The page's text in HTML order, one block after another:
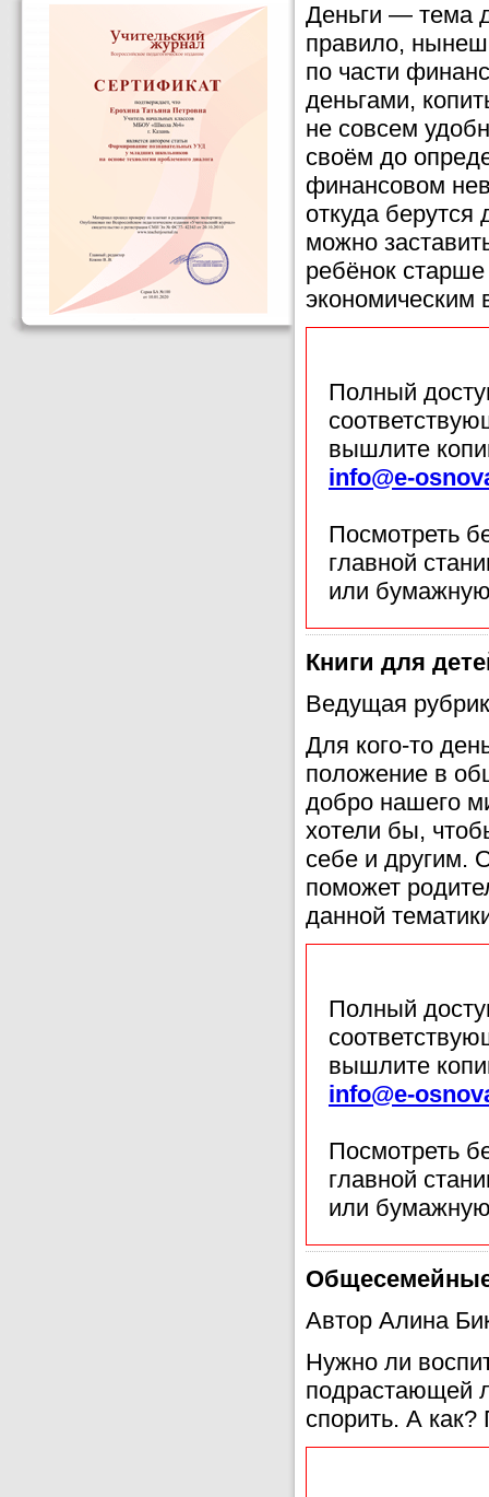
Деньги — тема
правило,
по части
деньгами,
не совсем
своём до
финансовом
откуда берутся
можно
ребёнок
экономическим
Полный
вышлите
info@e-
Посмотреть
главной
или
Книги для
Ведущая
Для кого-то
положение в
добро нашего
хотели бы,
себе и другим.
поможет
данной
Полный
вышлите
info@e-
Посмотреть
главной
или
Автор Алина
Нужно ли
подрастающей
спорить. А